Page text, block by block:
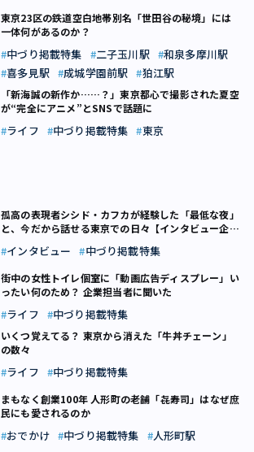
東京23区の鉄道空白地帯――別名「世田谷の秘境」には
一体何があるのか？
中づり掲載特集 二子玉川駅
和泉多摩川駅
喜多見駅
成城学園前駅 狛江駅
「新海誠の新作か……？」東京都心で撮影された夏空
が“完全にアニメ”とSNSで話題に
ライフ 中づり掲載特集 東京
孤高の表現者シシド・カフカが経験した「最低な夜」
と、今だから話せる東京での日々【インタビュー企
インタビュー 中づり掲載特集
街中の女性トイレ個室に「動画広告ディスプレー」い
ったい何のため？ 企業担当者に聞いた
ライフ 中づり掲載特集
いくつ覚えてる？ 東京から消えた「牛丼チェーン」
の数々
ライフ 中づり掲載特集
まもなく創業100年 人形町の老舗「㐂寿司」はなぜ庶
民にも愛されるのか
おでかけ 中づり掲載特集 人形町駅